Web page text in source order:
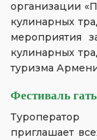
организации
кулинарных
мероприятия
кулинарных
туризма
Фестиваль
приглашает